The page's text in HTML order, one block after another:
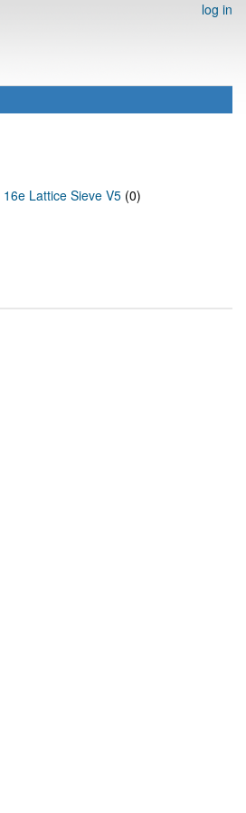
log in
16e Lattice Sieve V5 (0)